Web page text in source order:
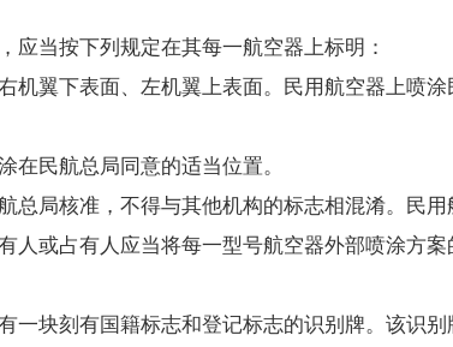
当按下列规定在其每一航空器上标明：
翼下表面、左机翼上表面。民用航空器上喷
民航总局同意的适当位置。
局核准，不得与其他机构的标志相混淆。民
或占有人应当将每一型号航空器外部喷涂方
块刻有国籍标志和登记标志的识别牌。该识